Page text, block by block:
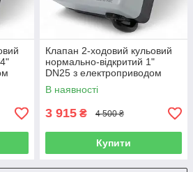
Клапан 2-ходовий кульовий
нормально-відкритий 1"
DN25 з електроприводом
Tervix Pro Line ORC
В наявності
3 915 ₴ 4 500 ₴
Купити